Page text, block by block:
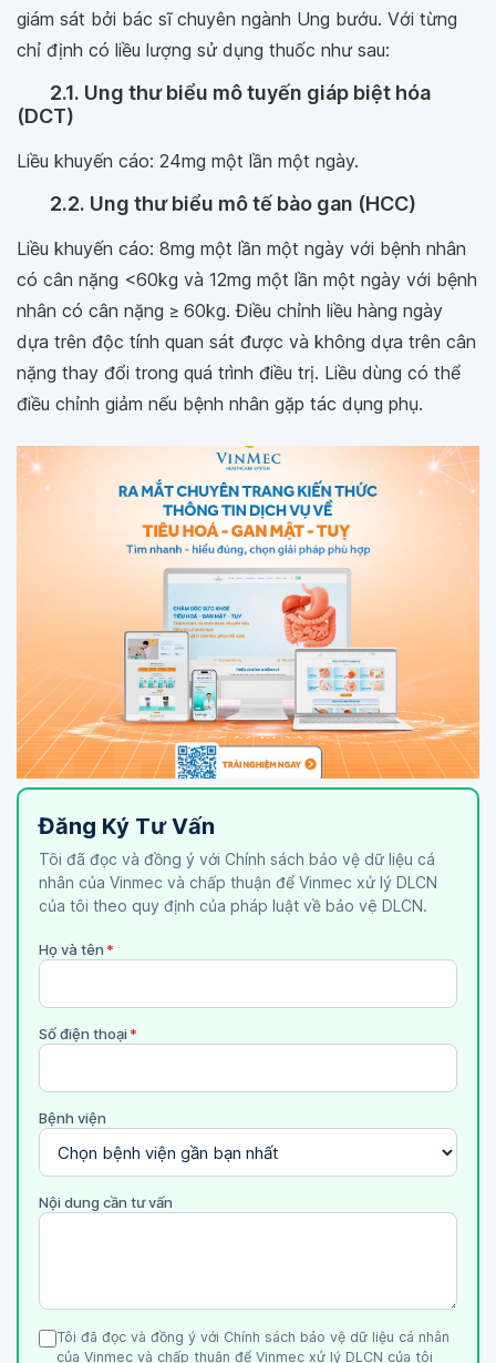
giám sát bởi bác sĩ chuyên ngành Ung bướu. Với từng
chỉ định có liều lượng sử dụng thuốc như sau:
2.1. Ung thư biểu mô tuyến giáp biệt hóa
(DCT)
Liều khuyến cáo: 24mg một lần một ngày.
2.2. Ung thư biểu mô tế bào gan (HCC)
Liều khuyến cáo: 8mg một lần một ngày với bệnh nhân
có cân nặng <60kg và 12mg một lần một ngày với bệnh
nhân có cân nặng ≥ 60kg. Điều chỉnh liều hàng ngày
dựa trên độc tính quan sát được và không dựa trên cân
nặng thay đổi trong quá trình điều trị. Liều dùng có thể
điều chỉnh giảm nếu bệnh nhân gặp tác dụng phụ.
Đăng Ký Tư Vấn
Tôi đã đọc và đồng ý với Chính sách bảo vệ dữ liệu cá
nhân của Vinmec và chấp thuận để Vinmec xử lý DLCN
của tôi theo quy định của pháp luật về bảo vệ DLCN.
Họ và tên*
Số điện thoại*
Bệnh viện
Nội dung cần tư vấn
Tôi đã đọc và đồng ý với Chính sách bảo vệ dữ liệu cá nhân
của Vinmec và chấp thuận để Vinmec xử lý DLCN của tôi